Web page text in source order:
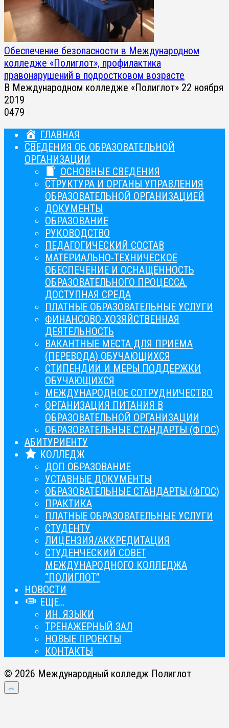
Обеспечение безопасности в Международном
колледже «Полиглот», профилактика
правонарушений в подростковом возрасте
В Международном колледже «Полиглот» 22 ноября
2019
0479
ГЛАВНАЯ
СВЕДЕНИЯ ОБ ОБРАЗОВАТЕЛЬНОЙ
ОРГАНИЗАЦИИ
ОСНОВНЫЕ СВЕДЕНИЯ
СТРУКТУРА И ОРГАНЫ УПРАВЛЕНИЯ
ОБРАЗОВАТЕЛЬНОЙ ОРГАНИЗАЦИЕЙ
ДОКУМЕНТЫ
ОБРАЗОВАНИЕ
РУКОВОДСТВО
ПЕДАГОГИЧЕСКИЙ СОСТАВ
МАТЕРИАЛЬНО-ТЕХНИЧЕСКОЕ
ОБЕСПЕЧЕНИЕ И ОСНАЩЁННОСТЬ
ОБРАЗОВАТЕЛЬНОГО ПРОЦЕССА.
ДОСТУПНАЯ СРЕДА
ПЛАТНЫЕ ОБРАЗОВАТЕЛЬНЫЕ УСЛУГИ
ФИНАНСОВО-ХОЗЯЙСТВЕННАЯ
ДЕЯТЕЛЬНОСТЬ
ВАКАНТНЫЕ МЕСТА ДЛЯ ПРИЕМА
(ПЕРЕВОДА) ОБУЧАЮЩИХСЯ
СТИПЕНДИИ И МЕРЫ ПОДДЕРЖКИ
ОБУЧАЮЩИХСЯ
МЕЖДУНАРОДНОЕ СОТРУДНИЧЕСТВО
ОРГАНИЗАЦИЯ ПИТАНИЯ В
ОБРАЗОВАТЕЛЬНОЙ ОРГАНИЗАЦИИ
ОБРАЗОВАТЕЛЬНЫЕ СТАНДАРТЫ (ФГОС)
АБИТУРИЕНТУ
КОЛЛЕДЖ
ДОП ОБРАЗОВАНИЕ
УСТАВНЫЕ ДОКУМЕНТЫ
ОБРАЗОВАТЕЛЬНЫЕ СТАНДАРТЫ (ФГОС)
ПРАКТИКА
ПЛАТНЫЕ ОБРАЗОВАТЕЛЬНЫЕ УСЛУГИ
СТУДЕНТУ
ЛИЦЕНЗИЯ/АККРЕДИТАЦИЯ
СТУДЕНЧЕСКИЙ СОВЕТ
МЕЖДУНАРОДНОГО КОЛЛЕДЖА
“ПОЛИГЛОТ”
НОВОСТИ
ЕЩЕ…
ИН. ЯЗЫКИ
ТРЕНАЖЕРНЫЙ ЗАЛ
НОВЫЕ ПРОЕКТЫ
КОНТАКТЫ
© 2026 Международный колледж Полиглот